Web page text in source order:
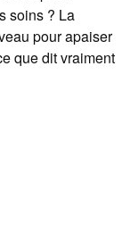
soins ? La
pour apaiser
que dit vraiment